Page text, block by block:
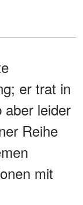
er trat in
leider
Reihe
mit